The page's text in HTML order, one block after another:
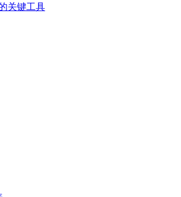
关键工具